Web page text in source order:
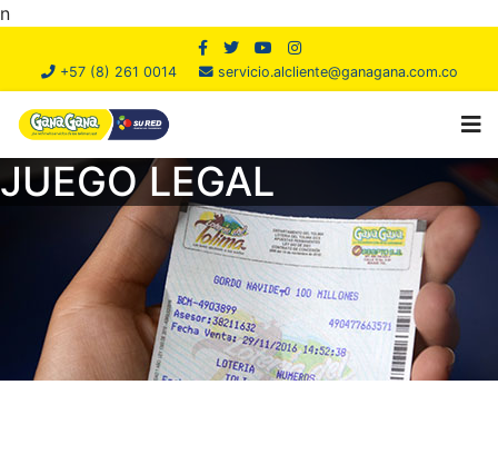
n
+57 (8) 261 0014 servicio.alcliente@ganagana.com.co
JUEGO LEGAL